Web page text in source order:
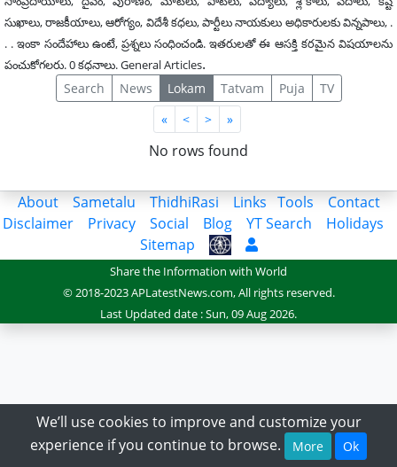
సుఖాలు, రాజకీయాలు, ఆరోగ్యం, విదేశీ కధలు, పార్టీలు నాయకులు అధికారులకు విన్నపాలు, .
. . ఇంకా సందేహాలు ఉంటే, ప్రశ్నలు సంధించండి. ఇతరులతో ఈ ఆసక్తి కరమైన విషయాలను
పంచుకోగలరు. 0 కధనాలు. General Articles.
Search News Lokam Tatvam Puja
TV
«First
< > »Last
No rows found
About Sametalu ThidhiRasi Links Tools
Contact
Disclaimer
Privacy Social Blog YT Search
Holidays
Sitemap
Share the Information with World
© 2018-2023 APLatestNews.com, All rights reserved.
Last Updated date : Sun, 09 Aug 2026.
We’ll use cookies to improve and customize your
experience if you continue to browse.
More Ok